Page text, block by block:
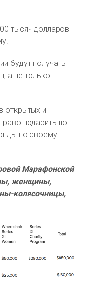
тысяч долларов
будут получать
а не только
открытых и
подарить по
по своему
Марафонской
женщины,
колясочницы,